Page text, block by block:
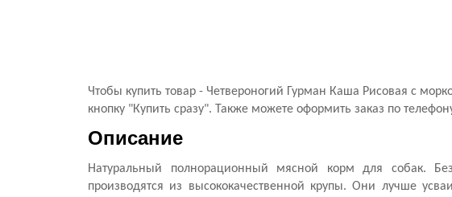
Чтобы купить товар - Четвероногий Гурман Каша Рисовая с
кнопку "Купить сразу". Также можете оформить заказ по
Описание
Натуральный полнорационный мясной корм для собак.
производятся из высококачественной крупы. Они лучше